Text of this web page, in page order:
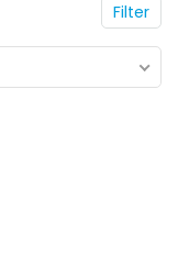
Filter